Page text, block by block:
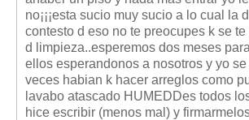
Legislación de interés práctico
Diccionario
Usuario
Entrar / Salir
no¡¡¡esta sucio muy sucio a lo cual la
contesto d eso no te preocupes k se
d limpieza..esperemos dos meses
ellos esperandonos a nosotros y yo se
veces habian k hacer arreglos como
lavabo atascado HUMEDDes todos
hice escribir (menos mal) y